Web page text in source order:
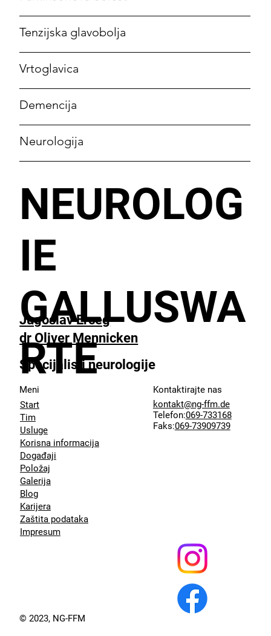
Tenzijska glavobolja
Vrtoglavica
Demencija
Neurologija
Jugoslav Erceg
dr Oliver Mennicken
Specijalisti neurologije
Meni
Start
Tim
Usluge
Korisna informacija
Događaji
Položaj
Galerija
Blog
Karijera
Zaštita podataka
Impresum
Kontaktirajte nas
kontakt@ng-ffm.de
Telefon:069-733168
Faks:069-73909739
© 2023, NG-FFM
NEUROLOG
IE
GALLUSWA
RTE